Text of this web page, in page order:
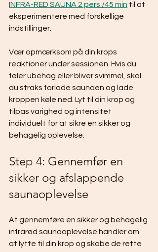
INFRA-RED SAUNA 2 pers /45 min til at
eksperimentere med forskellige
indstillinger.
Vær opmærksom på din krops
reaktioner under sessionen. Hvis du
føler ubehag eller bliver svimmel, skal
du straks forlade saunaen og lade
kroppen køle ned. Lyt til din krop og
tilpas varighed og intensitet
individuelt for at sikre en sikker og
behagelig oplevelse.
Step 4: Gennemfør en
sikker og afslappende
saunaoplevelse
At gennemføre en sikker og behagelig
infrarød saunaoplevelse handler om
at lytte til din krop og skabe de rette